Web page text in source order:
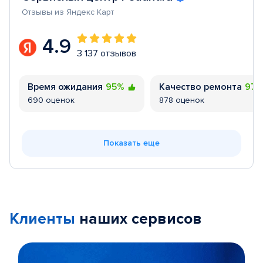
Отзывы из Яндекс Карт
4.9 3 137 отзывов
Время ожидания 95%
690 оценок
Качество ремонта
878 оценок
Показать еще
Клиенты наших сервисов